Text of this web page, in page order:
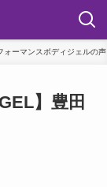
ォーマンスボディジェルの声
】豊田